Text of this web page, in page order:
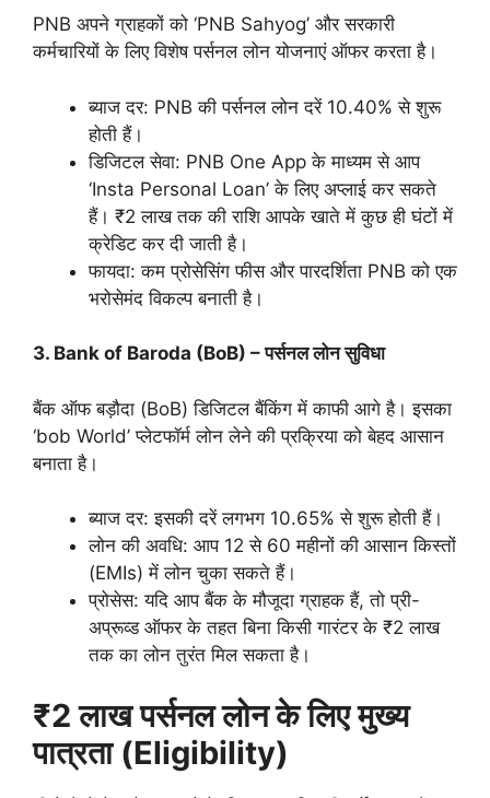
PNB अपने ग्राहकों को ‘PNB Sahyog’ और सरकारी
कर्मचारियों के लिए विशेष पर्सनल लोन योजनाएं ऑफर करता है।
ब्याज दर: PNB की पर्सनल लोन दरें 10.40% से शुरू
होती हैं।
डिजिटल सेवा: PNB One App के माध्यम से आप
‘Insta Personal Loan’ के लिए अप्लाई कर सकते
हैं। ₹2 लाख तक की राशि आपके खाते में कुछ ही घंटों में
क्रेडिट कर दी जाती है।
फायदा: कम प्रोसेसिंग फीस और पारदर्शिता PNB को एक
भरोसेमंद विकल्प बनाती है।
3. Bank of Baroda (BoB) – पर्सनल लोन सुविधा
बैंक ऑफ बड़ौदा (BoB) डिजिटल बैंकिंग में काफी आगे है। इसका
‘bob World’ प्लेटफॉर्म लोन लेने की प्रक्रिया को बेहद आसान
बनाता है।
ब्याज दर: इसकी दरें लगभग 10.65% से शुरू होती हैं।
लोन की अवधि: आप 12 से 60 महीनों की आसान किस्तों
(EMIs) में लोन चुका सकते हैं।
प्रोसेस: यदि आप बैंक के मौजूदा ग्राहक हैं, तो प्री-
अप्रूव्ड ऑफर के तहत बिना किसी गारंटर के ₹2 लाख
तक का लोन तुरंत मिल सकता है।
₹2 लाख पर्सनल लोन के लिए मुख्य
पात्रता (Eligibility)